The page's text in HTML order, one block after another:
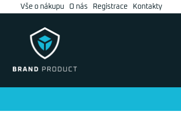
Vše o nákupu O nás Registrace Kontakty